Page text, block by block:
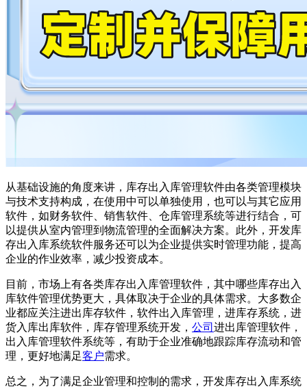
从基础设施的角度来讲，库存出入库管理软件由各类管理模块
与技术支持构成，在使用中可以单独使用，也可以与其它应用
软件，如财务软件、销售软件、仓库管理系统等进行结合，可
以提供从室内管理到物流管理的全面解决方案。此外，开发库
存出入库系统软件服务还可以为企业提供实时管理功能，提高
企业的作业效率，减少投资成本。
目前，市场上有各类库存出入库管理软件，其中哪些库存出入
库软件管理优势更大，具体取决于企业的具体需求。大多数企
业都应关注进出库存软件，软件出入库管理，进库存系统，进
货入库出库软件，库存管理系统开发， 公司 进出库管理软件，
出入库管理软件系统等，有助于企业准确地跟踪库存流动和管
理，更好地满足客户需求。
总之，为了满足企业管理和控制的需求，开发库存出入库系统